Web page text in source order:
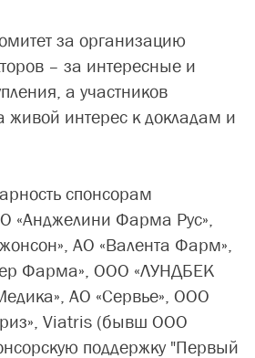
за организацию
– за интересные и
а участников
живой интерес к докладам и
спонсорам
«Анджелини Фарма Рус»,
АО «Валента Фарм»,
Фарма», ООО «ЛУНДБЕК
АО «Сервье», ООО
Viatris (бывш ООО
поддержку "Первый